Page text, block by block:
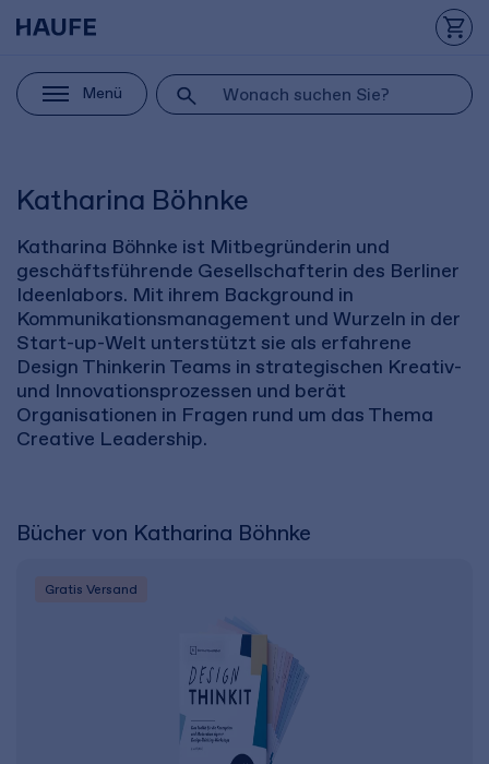
Menü
Katharina Böhnke
Katharina Böhnke ist Mitbegründerin und
geschäftsführende Gesellschafterin des Berliner
Ideenlabors. Mit ihrem Background in
Kommunikationsmanagement und Wurzeln in der
Start-up-Welt unterstützt sie als erfahrene
Design Thinkerin Teams in strategischen Kreativ-
und Innovationsprozessen und berät
Organisationen in Fragen rund um das Thema
Creative Leadership.
Bücher von Katharina Böhnke
Gratis Versand